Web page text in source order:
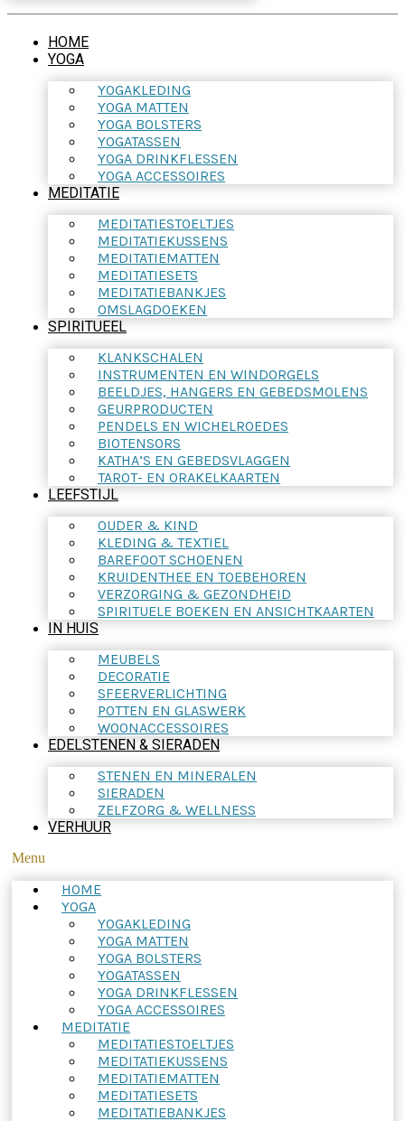
HOME
YOGA
YOGAKLEDING
YOGA MATTEN
YOGA BOLSTERS
YOGATASSEN
YOGA DRINKFLESSEN
YOGA ACCESSOIRES
MEDITATIE
MEDITATIESTOELTJES
MEDITATIEKUSSENS
MEDITATIEMATTEN
MEDITATIESETS
MEDITATIEBANKJES
OMSLAGDOEKEN
SPIRITUEEL
KLANKSCHALEN
INSTRUMENTEN EN WINDORGELS
BEELDJES, HANGERS EN GEBEDSMOLENS
GEURPRODUCTEN
PENDELS EN WICHELROEDES
BIOTENSORS
KATHA’S EN GEBEDSVLAGGEN
TAROT- EN ORAKELKAARTEN
LEEFSTIJL
OUDER & KIND
KLEDING & TEXTIEL
BAREFOOT SCHOENEN
KRUIDENTHEE EN TOEBEHOREN
VERZORGING & GEZONDHEID
SPIRITUELE BOEKEN EN ANSICHTKAARTEN
IN HUIS
MEUBELS
DECORATIE
SFEERVERLICHTING
POTTEN EN GLASWERK
WOONACCESSOIRES
EDELSTENEN & SIERADEN
STENEN EN MINERALEN
SIERADEN
ZELFZORG & WELLNESS
VERHUUR
Menu
HOME
YOGA
YOGAKLEDING
YOGA MATTEN
YOGA BOLSTERS
YOGATASSEN
YOGA DRINKFLESSEN
YOGA ACCESSOIRES
MEDITATIE
MEDITATIESTOELTJES
MEDITATIEKUSSENS
MEDITATIEMATTEN
MEDITATIESETS
MEDITATIEBANKJES